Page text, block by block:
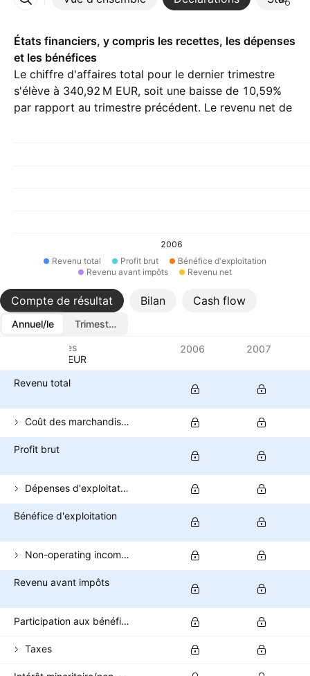
Plus
États financiers, y compris les recettes, les dépenses
et les bénéfices
Le chiffre d'affaires total pour le dernier trimestre
s'élève à ‪340,92 M‬ EUR, soit une baisse de 10,59%
par rapport au trimestre précédent. Le revenu net de
2006
Revenu total
Profit brut
Bénéfice d'exploitation
Revenu avant impôts
Revenu net
Compte de résultat Bilan Cash flow
Annuel/le
Trimestriel/le
Métriques
Devise: EUR
2006 2007
Revenu total
Coût des marchandises vendues
Profit brut
Dépenses d'exploitation (hors COGS)
Bénéfice d'exploitation
Non-operating income (total)
Revenu avant impôts
Participation aux bénéfices
Taxes